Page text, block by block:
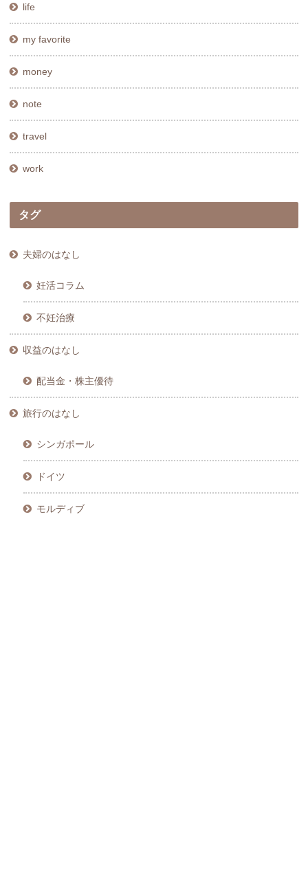
life
my favorite
money
note
travel
work
タグ
夫婦のはなし
妊活コラム
不妊治療
収益のはなし
配当金・株主優待
旅行のはなし
シンガポール
ドイツ
モルディブ